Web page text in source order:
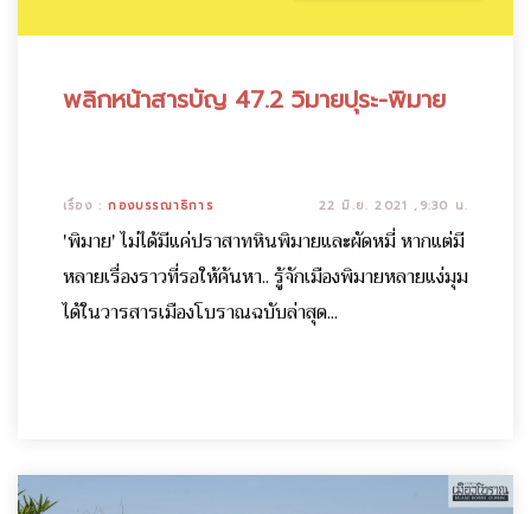
พลิกหน้าสารบัญ 47.2 วิมายปุระ-พิมาย
เรื่อง :กองบรรณาธิการ 22 มิ.ย. 2021 ,9:30 น.
'พิมาย' ไม่ได้มีแค่ปราสาทหินพิมายและผัดหมี่ หากแต่มี
หลายเรื่องราวที่รอให้ค้นหา.. รู้จักเมืองพิมายหลายแง่มุม
ได้ในวารสารเมืองโบราณฉบับล่าสุด...